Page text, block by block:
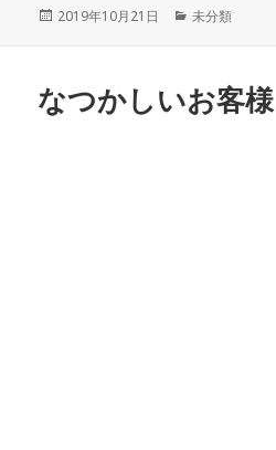
投
2019年10月21日
カ
ー
未分類
なつかしいお客様